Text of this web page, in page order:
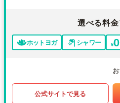
選べる料
ホットヨガ シャワー
公式サイトで見る